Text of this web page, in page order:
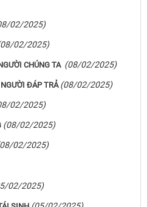
02/2025)
02/2025)
CHÚNG TA (08/02/2025)
ĐÁP TRẢ (08/02/2025)
02/2025)
(08/02/2025)
02/2025)
02/2025)